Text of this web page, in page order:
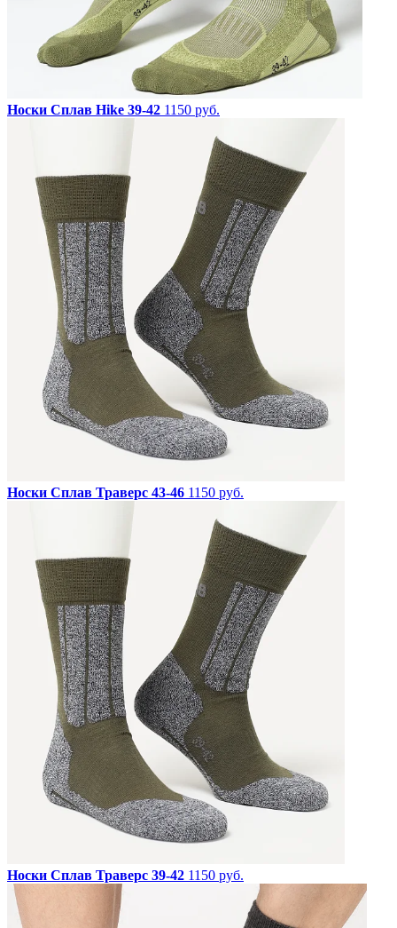
Носки Сплав Hike 39-42 1150 руб.
Носки Сплав Траверс 43-46 1150 руб.
Носки Сплав Траверс 39-42 1150 руб.